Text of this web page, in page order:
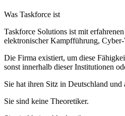
Was Taskforce ist
Taskforce Solutions ist mit
elektronischer Kampfführung,
Die Firma existiert, um diese
sonst innerhalb dieser Institutionen
Sie hat ihren Sitz in Deutschland
Sie sind keine Theoretiker.